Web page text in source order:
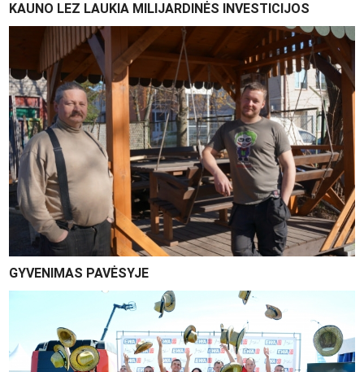
KAUNO LEZ LAUKIA MILIJARDINĖS INVESTICIJOS
GYVENIMAS PAVĖSYJE